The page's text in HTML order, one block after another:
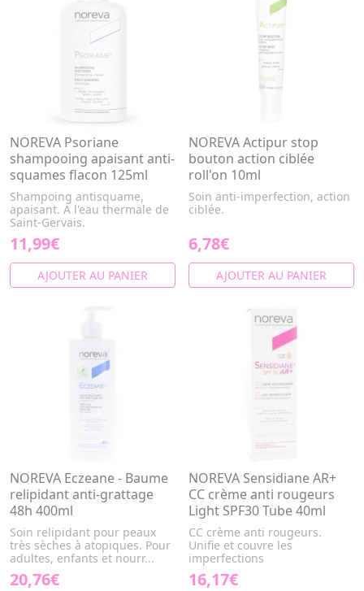
NOREVA Psoriane
shampooing apaisant anti-
squames flacon 125ml
Shampoing antisquame,
apaisant. A l'eau thermale de
Saint-Gervais.
11,99€
AJOUTER AU PANIER
NOREVA Actipur stop
bouton action ciblée
roll'on 10ml
Soin anti-imperfection, action
ciblée.
6,78€
AJOUTER AU PANIER
NOREVA Eczeane - Baume
relipidant anti-grattage
48h 400ml
Soin relipidant pour peaux
très sèches à atopiques. Pour
adultes, enfants et nourr...
20,76€
NOREVA Sensidiane AR+
CC crème anti rougeurs
Light SPF30 Tube 40ml
CC crème anti rougeurs.
Unifie et couvre les
imperfections
16,17€